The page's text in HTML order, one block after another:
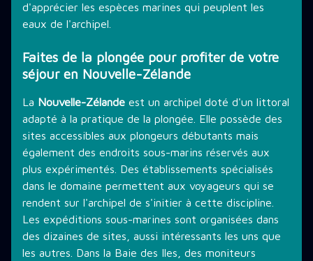
LES PROMOTIONS
STAGE PLONGÉE
INFORMATIONS PRATIQUES
CONTACT
d'apprécier les espèces marines qui peuplent les
eaux de l'archipel.
Faites de la plongée pour profiter de votre
séjour en Nouvelle-Zélande
La Nouvelle-Zélande est un archipel doté d'un littoral
adapté à la pratique de la plongée. Elle possède des
sites accessibles aux plongeurs débutants mais
également des endroits sous-marins réservés aux
plus expérimentés. Des établissements spécialisés
dans le domaine permettent aux voyageurs qui se
rendent sur l'archipel de s'initier à cette discipline.
Les expéditions sous-marines sont organisées dans
des dizaines de sites, aussi intéressants les uns que
les autres. Dans la Baie des Iles, des moniteurs